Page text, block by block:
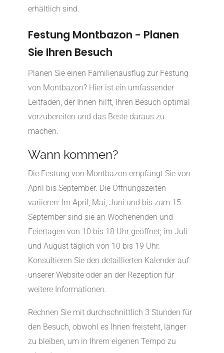
erhältlich sind.
Festung Montbazon - Planen
Sie Ihren Besuch
Planen Sie einen Familienausflug zur Festung
von Montbazon? Hier ist ein umfassender
Leitfaden, der Ihnen hilft, Ihren Besuch optimal
vorzubereiten und das Beste daraus zu
machen.
Wann kommen?
Die Festung von Montbazon empfängt Sie von
April bis September. Die Öffnungszeiten
variieren: Im April, Mai, Juni und bis zum 15.
September sind sie an Wochenenden und
Feiertagen von 10 bis 18 Uhr geöffnet; im Juli
und August täglich von 10 bis 19 Uhr.
Konsultieren Sie den detaillierten Kalender auf
unserer Website oder an der Rezeption für
weitere Informationen.
Rechnen Sie mit durchschnittlich 3 Stunden für
den Besuch, obwohl es Ihnen freisteht, länger
zu bleiben, um in Ihrem eigenen Tempo zu